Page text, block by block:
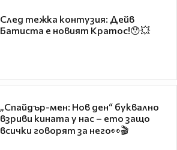
След тежка контузия: Дейв
Батиста е новият Кратос!😯💥
„Спайдър-мен: Нов ден“ буквално
взриви кината у нас – ето защо
всички говорят за него👀🎬